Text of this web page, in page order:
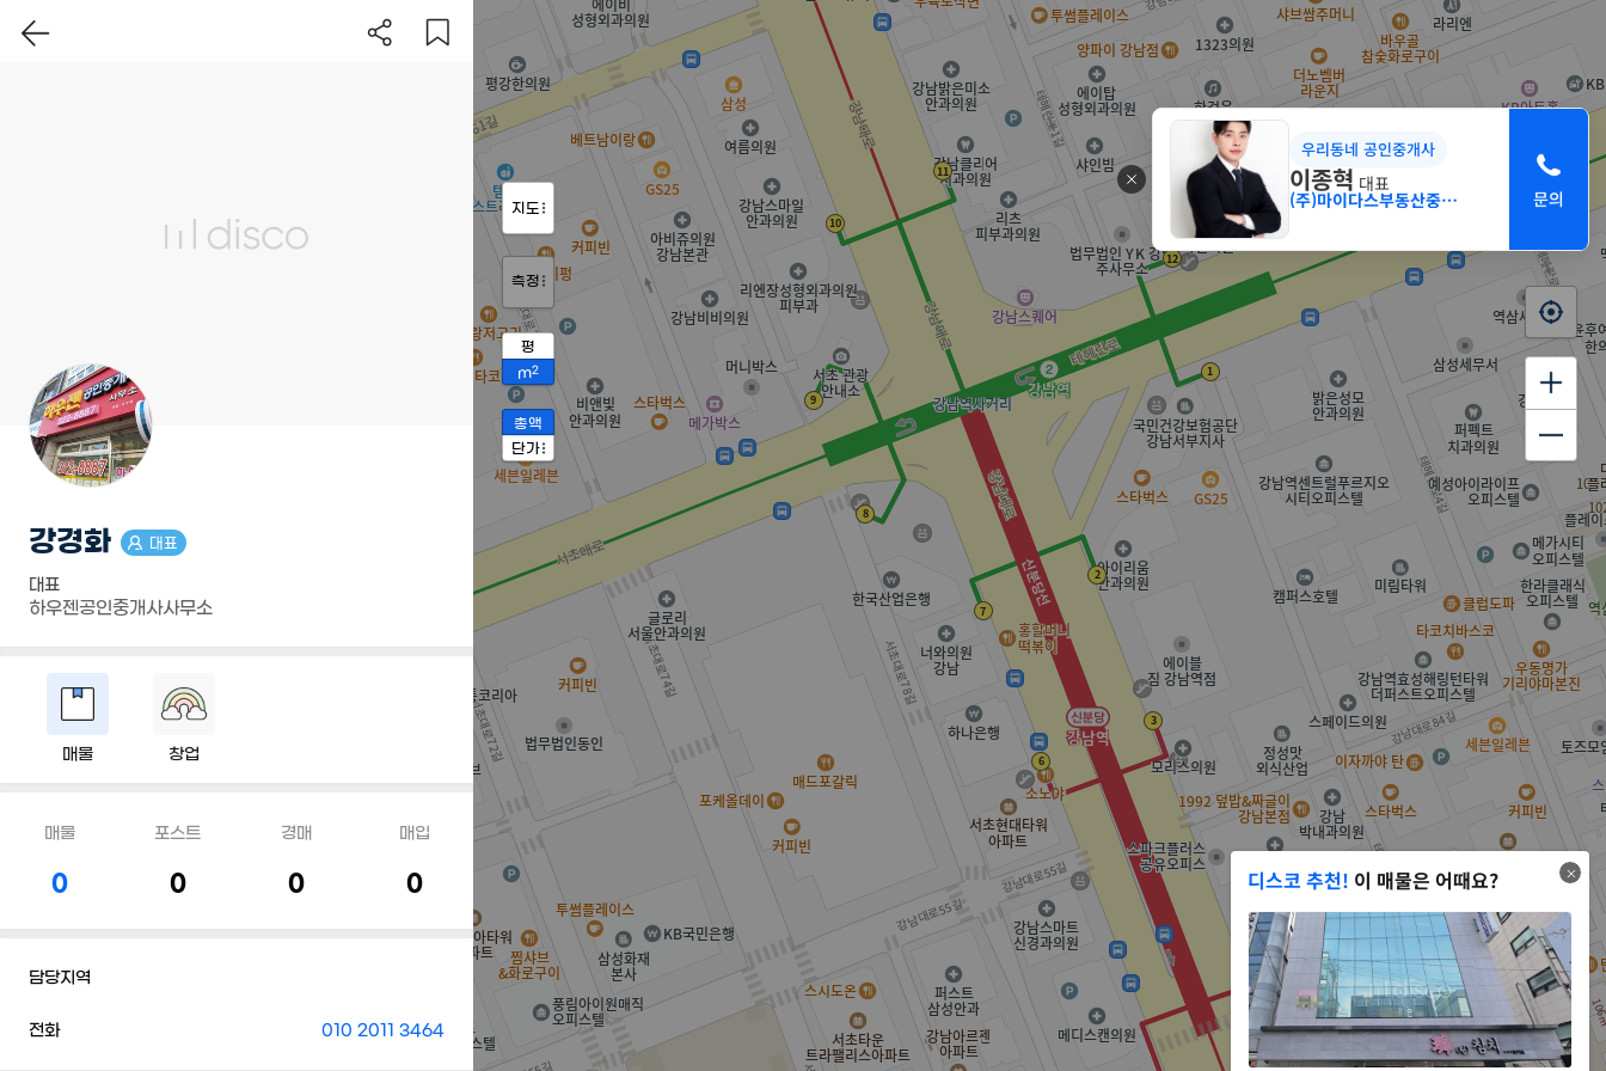
디스코 추천! 이 매물은 어때요?
우리동네 공인중개사
이종혁 대표
(주)마이다스부동산중개법인 서초
지도
측정
평
m2
총액
단가
강경화 대표
대표
하우젠공인중개사사무소
매물 창업
매물
0
포스트
0
경매
0
매입
0
담당지역
전화 010 2011 3464